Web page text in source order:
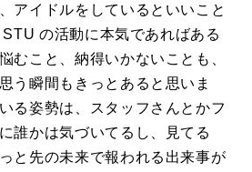
アイドルをしているといいこと
の活動に本気であればある
むこと、納得いかないことも、
う瞬間もきっとあると思いま
る姿勢は、スタッフさんとかフ
誰かは気づいてるし、見てる
と先の未来で報われる出来事が